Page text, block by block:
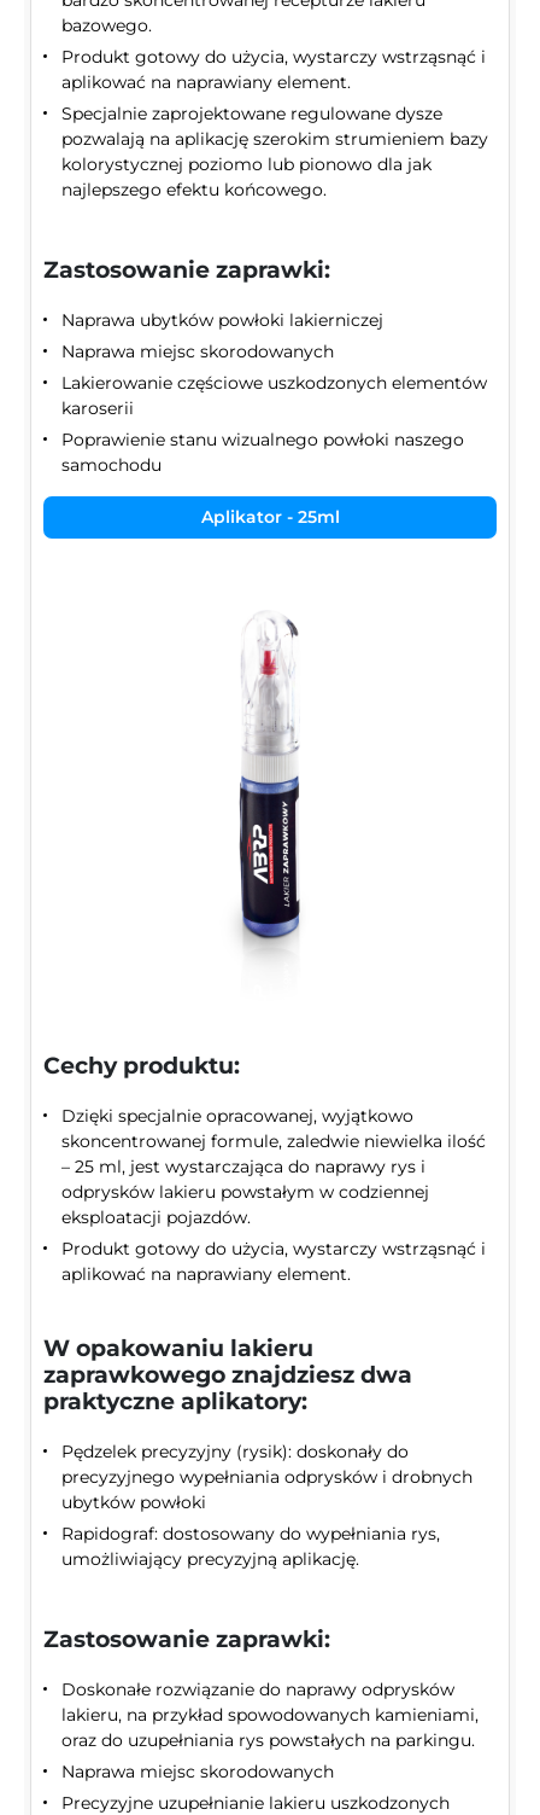
bazowego.
Produkt gotowy do użycia, wystarczy wstrząsnąć i
aplikować na naprawiany element.
Specjalnie zaprojektowane regulowane dysze
pozwalają na aplikację szerokim strumieniem bazy
kolorystycznej poziomo lub pionowo dla jak
najlepszego efektu końcowego.
Zastosowanie zaprawki:
Naprawa ubytków powłoki lakierniczej
Naprawa miejsc skorodowanych
Lakierowanie częściowe uszkodzonych elementów
karoserii
Poprawienie stanu wizualnego powłoki naszego
samochodu
Aplikator - 25ml
Cechy produktu:
Dzięki specjalnie opracowanej, wyjątkowo
skoncentrowanej formule, zaledwie niewielka ilość
– 25 ml, jest wystarczająca do naprawy rys i
odprysków lakieru powstałym w codziennej
eksploatacji pojazdów.
Produkt gotowy do użycia, wystarczy wstrząsnąć i
aplikować na naprawiany element.
W opakowaniu lakieru
zaprawkowego znajdziesz dwa
praktyczne aplikatory:
Pędzelek precyzyjny (rysik): doskonały do
precyzyjnego wypełniania odprysków i drobnych
ubytków powłoki
Rapidograf: dostosowany do wypełniania rys,
umożliwiający precyzyjną aplikację.
Zastosowanie zaprawki:
Doskonałe rozwiązanie do naprawy odprysków
lakieru, na przykład spowodowanych kamieniami,
oraz do uzupełniania rys powstałych na parkingu.
Naprawa miejsc skorodowanych
Precyzyjne uzupełnianie lakieru uszkodzonych